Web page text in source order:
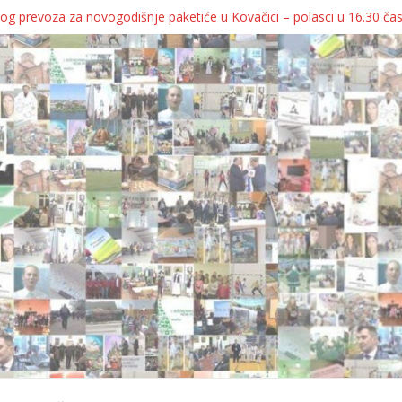
prevoza za novogodišnje paketiće u Kovačici – polasci u 16.30
KOLICA ZA 76 BEBA SA TERITORIJE OPŠTINE KOVAČICA
oborila rekord zatvorenih firmi!
telo